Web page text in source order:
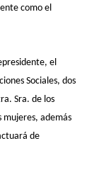
como el
el
Sociales, dos
Sra. de los
mujeres, además
de